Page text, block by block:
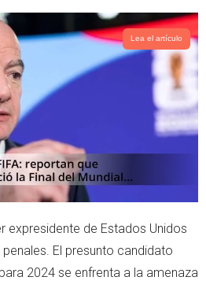
Lea el artículo
expresidente de Estados Unidos
El presunto candidato
2024 se enfrenta a la amenaza